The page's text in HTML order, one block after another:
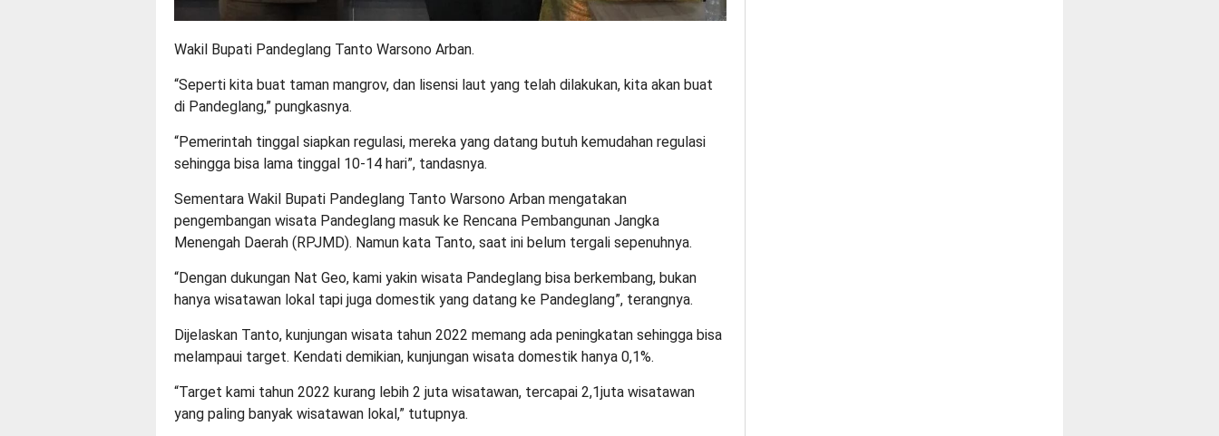
Wakil Bupati Pandeglang Tanto Warsono Arban.
“Seperti kita buat taman mangrov, dan lisensi laut yang telah dilakukan, kita akan buat
di Pandeglang,” pungkasnya.
“Pemerintah tinggal siapkan regulasi, mereka yang datang butuh kemudahan regulasi
sehingga bisa lama tinggal 10-14 hari”, tandasnya.
Sementara Wakil Bupati Pandeglang Tanto Warsono Arban mengatakan
pengembangan wisata Pandeglang masuk ke Rencana Pembangunan Jangka
Menengah Daerah (RPJMD). Namun kata Tanto, saat ini belum tergali sepenuhnya.
“Dengan dukungan Nat Geo, kami yakin wisata Pandeglang bisa berkembang, bukan
hanya wisatawan lokal tapi juga domestik yang datang ke Pandeglang”, terangnya.
Dijelaskan Tanto, kunjungan wisata tahun 2022 memang ada peningkatan sehingga bisa
melampaui target. Kendati demikian, kunjungan wisata domestik hanya 0,1%.
“Target kami tahun 2022 kurang lebih 2 juta wisatawan, tercapai 2,1juta wisatawan
yang paling banyak wisatawan lokal,” tutupnya.